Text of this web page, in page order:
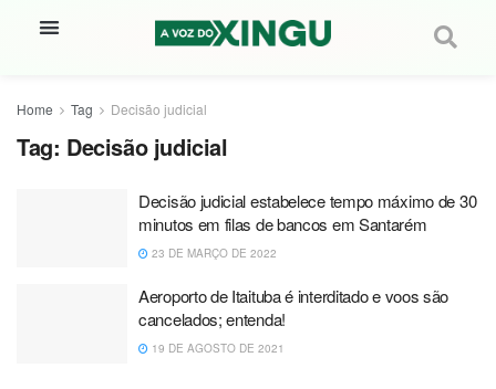
Home Tag Decisão judicial
Tag: Decisão judicial
Decisão judicial estabelece tempo máximo de 30
minutos em filas de bancos em Santarém
23 DE MARÇO DE 2022
Aeroporto de Itaituba é interditado e voos são
cancelados; entenda!
19 DE AGOSTO DE 2021